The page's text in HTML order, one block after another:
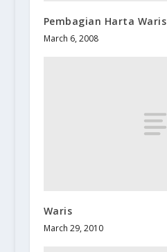
Pembagian Harta Waris
March 6, 2008
Waris
March 29, 2010